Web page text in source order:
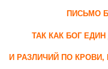
ПИСЬМО
ТАК КАК БОГ
И РАЗЛИЧИЙ ПО